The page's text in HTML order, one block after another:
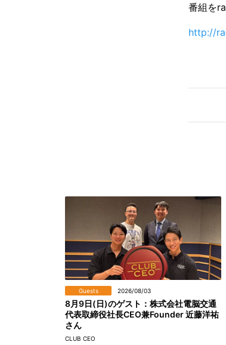
番組を
http://
Guests 2026/08/03
8月9日(日)のゲスト：株式会社電脳交通
代表取締役社長CEO兼Founder 近藤洋祐
さん
CLUB CEO